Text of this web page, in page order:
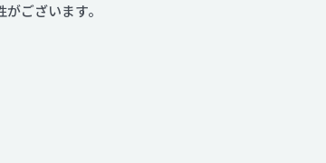
ございます。